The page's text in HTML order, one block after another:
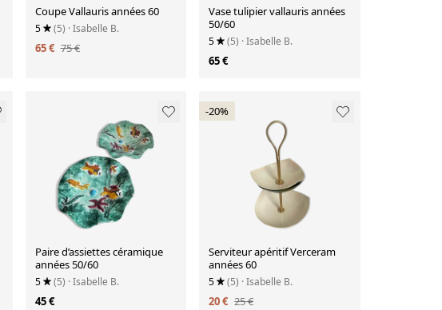
Coupe Vallauris années 60
5 (5) · Isabelle B.
65 € 75 €
Vase tulipier vallauris années
50/60
5 (5) · Isabelle B.
65 €
Paire d’assiettes céramique
années 50/60
5 (5) · Isabelle B.
45 €
-20%
Serviteur apéritif Verceram
années 60
5 (5) · Isabelle B.
20 € 25 €